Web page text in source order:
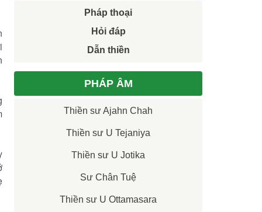
Pháp thoại
Hỏi đáp
Dẫn thiền
PHÁP ÂM
Thiền sư Ajahn Chah
Thiền sư U Tejaniya
Thiền sư U Jotika
Sư Chân Tuệ
Thiền sư U Ottamasara